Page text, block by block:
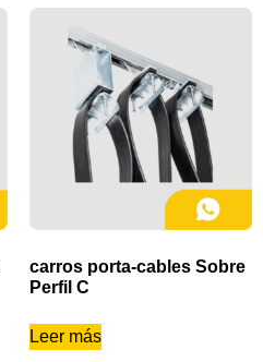
carros porta-cables Sobre
Perfil C
Leer más